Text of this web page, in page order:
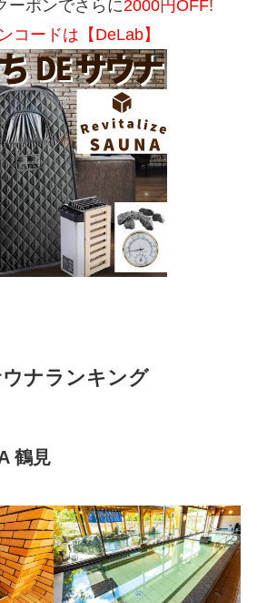
ーポンでさらに2000円OFF!
コードは【DeLab】
ナランキング
鶴見